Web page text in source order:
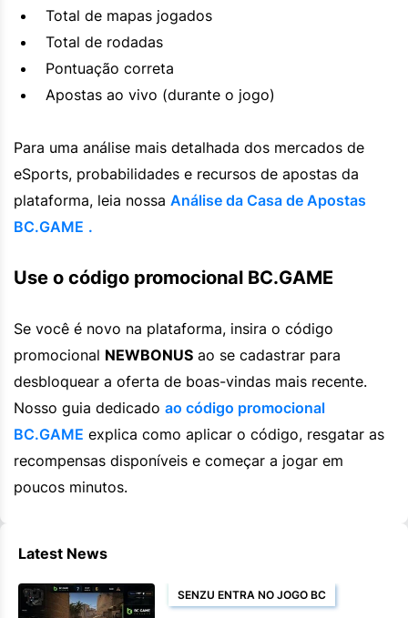
Total de mapas jogados
Total de rodadas
Pontuação correta
Apostas ao vivo (durante o jogo)
Para uma análise mais detalhada dos mercados de
eSports, probabilidades e recursos de apostas da
plataforma, leia nossa Análise da Casa de Apostas
BC.GAME .
Use o código promocional BC.GAME
Se você é novo na plataforma, insira o código
promocional NEWBONUS ao se cadastrar para
desbloquear a oferta de boas-vindas mais recente.
Nosso guia dedicado ao código promocional
BC.GAME explica como aplicar o código, resgatar as
recompensas disponíveis e começar a jogar em
poucos minutos.
Latest News
SENZU ENTRA NO JOGO BC